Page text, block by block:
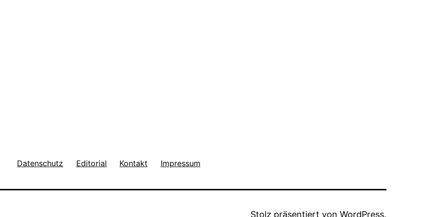
Datenschutz Editorial Kontakt Impressum
Stolz präsentiert von WordPress.